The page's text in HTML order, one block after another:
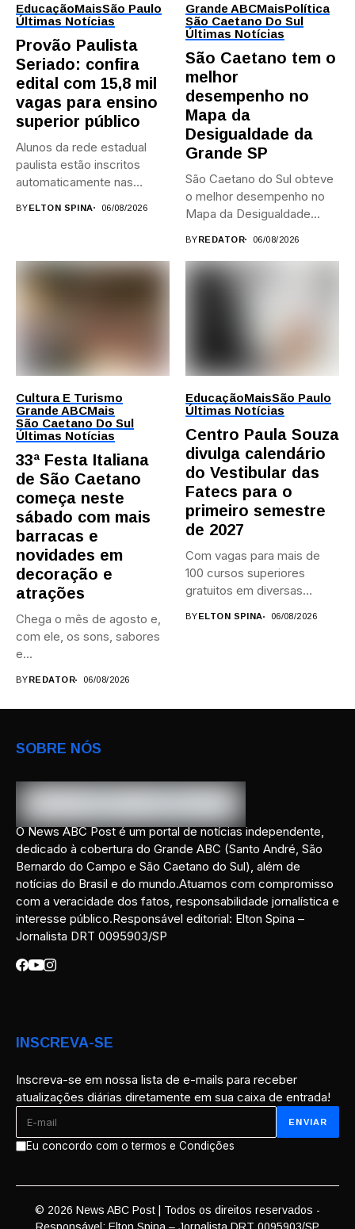
EducaçãoMaisSão Paulo
Últimas Notícias
Provão Paulista
Seriado: confira
edital com 15,8 mil
vagas para ensino
superior público
Alunos da rede estadual
paulista estão inscritos
automaticamente nas
BYELTON SPINA 06/08/2026
Grande ABCMaisPolítica
São Caetano Do Sul
Últimas Notícias
São Caetano tem o
melhor
desempenho no
Mapa da
Desigualdade da
Grande SP
São Caetano do Sul obteve
o melhor desempenho no
Mapa da Desigualdade...
BYREDATOR 06/08/2026
Cultura E Turismo
Grande ABCMais
São Caetano Do Sul
Últimas Notícias
33ª Festa Italiana
de São Caetano
começa neste
sábado com mais
barracas e
novidades em
decoração e
atrações
Chega o mês de agosto e,
com ele, os sons, sabores
e...
BY REDATOR 06/08/2026
EducaçãoMaisSão Paulo
Últimas Notícias
Centro Paula Souza
divulga calendário
do Vestibular das
Fatecs para o
primeiro semestre
de 2027
Com vagas para mais de
100 cursos superiores
gratuitos em diversas
BY ELTON SPINA 06/08/2026
SOBRE NÓS
O News ABC Post é um portal de notícias independente,
dedicado à cobertura do Grande ABC (Santo André, São
Bernardo do Campo e São Caetano do Sul), além de
notícias do Brasil e do mundo.Atuamos com compromisso
com a veracidade dos fatos, responsabilidade jornalística e
interesse público.Responsável editorial: Elton Spina –
Jornalista DRT 0095903/SP
INSCREVA-SE
Inscreva-se em nossa lista de e-mails para receber
atualizações diárias diretamente em sua caixa de entrada!
Eu concordo com o termos e Condições
© 2026 News ABC Post | Todos os direitos reservados -